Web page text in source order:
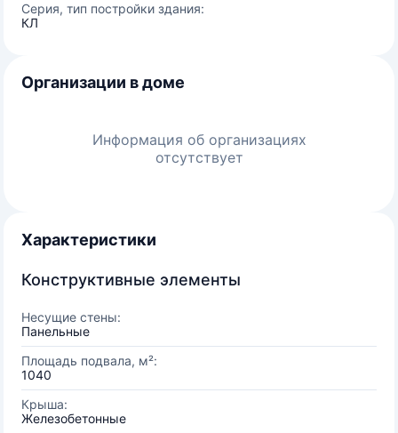
Серия, тип постройки здания:
КЛ
Организации в доме
Информация об организациях
отсутствует
Характеристики
Конструктивные элементы
Несущие стены:
Панельные
Площадь подвала, м²:
1040
Крыша:
Железобетонные